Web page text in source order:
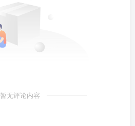
暂无评论内容